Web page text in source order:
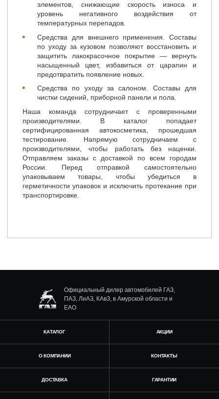
элементов, снижающие скорость износа и
уровень негативного воздействия от
температурных перепадов.
Средства для внешнего применения. Составы
по уходу за кузовом позволяют восстановить и
защитить лакокрасочное покрытие — вернуть
насыщенный цвет, избавиться от царапин и
предотвратить появление новых.
Средства по уходу за салоном. Составы для
чистки сидений, приборной панели и пола.
Наша команда сотрудничает с проверенными
производителями. В каталог попадает
сертифицированная автокосметика, прошедшая
тестирование. Напрямую сотрудничаем с
производителями, чтобы работать без наценки.
Отправляем заказы с доставкой по всем городам
России. Перед отправкой самостоятельно
упаковываем товары, чтобы убедиться в
герметичности упаковок и исключить протекание при
транспортировке.
Официальный дилер автомобилей ГАЗ,
ПАЗ, ЛиАЗ, КАвЗ, в Амурской области и
ЕАО
КАТАЛОГ АКЦИИ
О КОМПАНИИ КОНТАКТЫ
ДОСТАВКА ГАРАНТИИ